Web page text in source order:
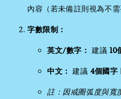
內容（若未備註則視為不需
字數限制：
英文/數字： 建議10
中文： 建議4個國字
註：因戒圈弧度與寬